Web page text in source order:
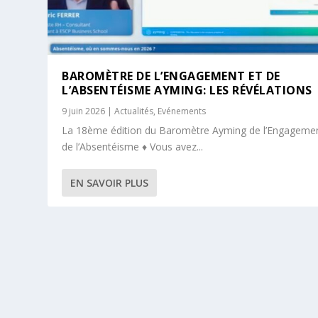
BAROMÈTRE DE L’ENGAGEMENT ET DE
L’ABSENTÉISME AYMING: LES RÉVÉLATIONS
9 juin 2026 |Actualités, Evénements
La 18ème édition du Baromètre Ayming de
de l’Absentéisme ♦ Vous avez...
EN SAVOIR PLUS